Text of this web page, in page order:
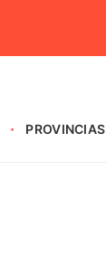
PROVINCIAS